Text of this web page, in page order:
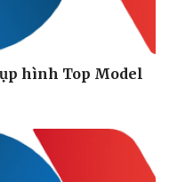
hình Top Model